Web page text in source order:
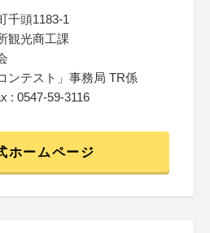
千頭1183-1
観光商工課
ンテスト」事務局 TR係
: 0547-59-3116
ホームページ